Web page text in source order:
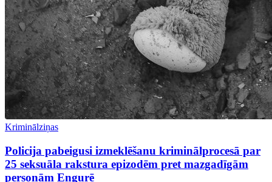
Kriminālziņas
Policija pabeigusi izmeklēšanu kriminālprocesā par
25 seksuāla rakstura epizodēm pret mazgadīgām
personām Engurē